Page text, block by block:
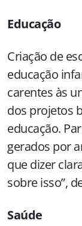
Educação
Criação de
educação
carentes às
dos projetos
educação.
gerados por
que dizer
sobre isso”,
Saúde